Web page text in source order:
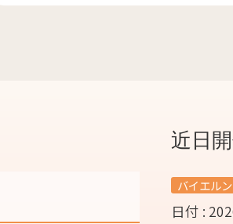
近日
バイエルン
日付 :